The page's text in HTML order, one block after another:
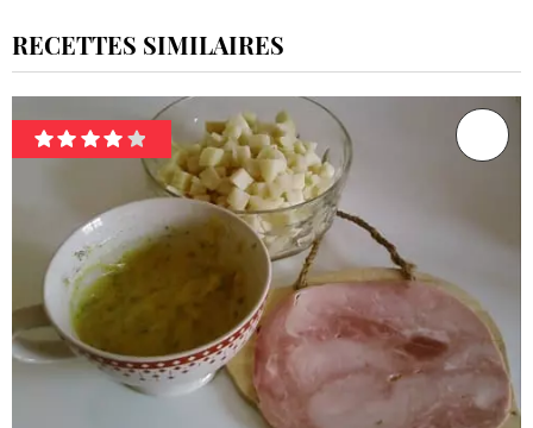
RECETTES SIMILAIRES